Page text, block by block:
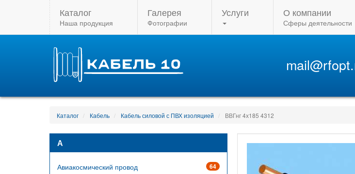
Каталог
Наша продукция
Галерея
Фотографии
Услуги О компании
Сферы деятельности
Каталог Кабель Кабель силовой с ПВХ изоляцией ВВГнг 4х185 4312
А
64
Авиакосмический провод